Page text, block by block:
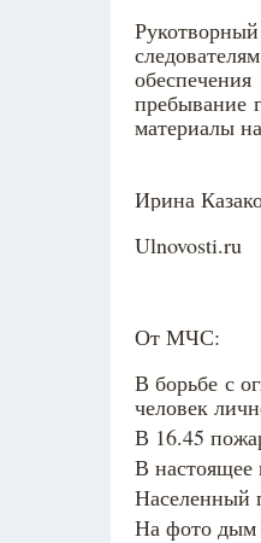
пребывание
материалы
Ирина
Ulnovosti.ru
От МЧС:
В борьбе с
человек
В 16.45
В настоящее
Населенный
На фото дым